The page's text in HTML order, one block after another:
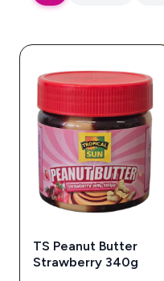
TS Peanut Butter
Strawberry 340g